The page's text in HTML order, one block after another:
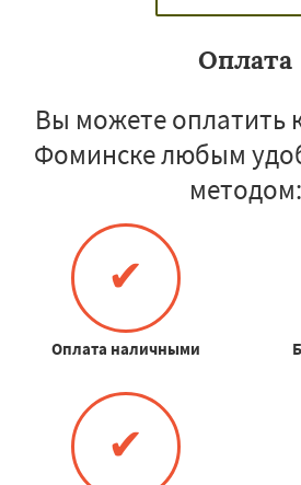
Оплата
Вы можете оплатить
Фоминске любым
методом:
✔
Оплата наличными
✔